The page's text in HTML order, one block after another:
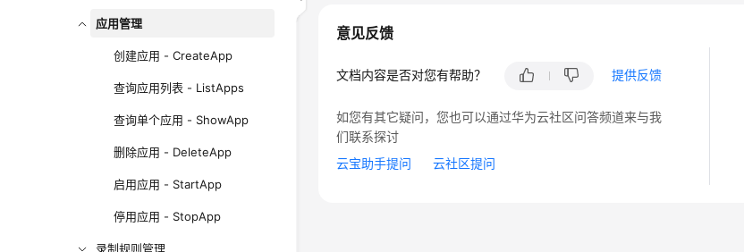
应用管理
创建应用 - CreateApp
查询应用列表 - ListApps
查询单个应用 - ShowApp
删除应用 - DeleteApp
启用应用 - StartApp
停用应用 - StopApp
录制规则管理
意见反馈
文档内容是否对您有帮助？ 提供反馈
如您有其它疑问，您也可以通过华为云社区问答频道来与我
们联系探讨
云宝助手提问
云社区提问